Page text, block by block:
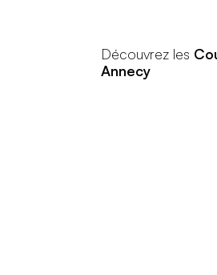
Découvrez les
Annecy